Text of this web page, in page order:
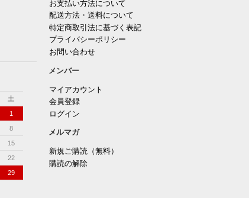
土
1
8
15
22
29
お支払い方法について
配送方法・送料について
特定商取引法に基づく表記
プライバシーポリシー
お問い合わせ
メンバー
マイアカウント
会員登録
ログイン
メルマガ
新規ご購読（無料）
購読の解除